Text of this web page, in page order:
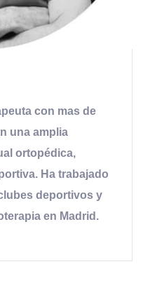
con mas de
una amplia
ortopédica,
Ha trabajado
deportivos y
en Madrid.